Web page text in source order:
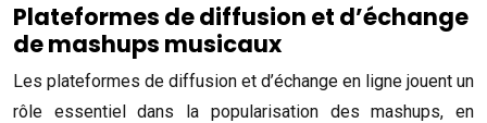
Plateformes de diffusion et d’échange
de mashups musicaux
Les plateformes de diffusion et d’échange en ligne jouent un
rôle essentiel dans la popularisation des mashups, en